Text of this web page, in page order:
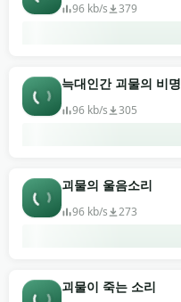
96 kb/s 379
늑대인간 괴물의 비명
96 kb/s 305
괴물의 울음소리
96 kb/s 273
괴물이 죽는 소리